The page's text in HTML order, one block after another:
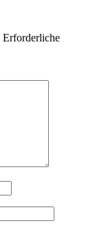
Erforderliche